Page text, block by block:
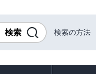
検索の方法